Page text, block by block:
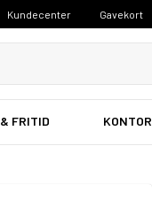
Kundecenter Gavekort
FRITID KONTOR